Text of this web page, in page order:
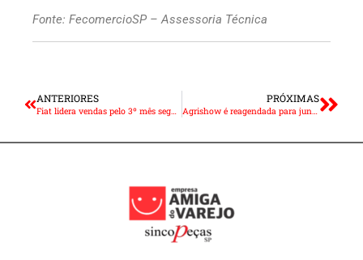
Fonte: FecomercioSP – Assessoria Técnica
ANTERIORES
Fiat lidera vendas pelo 3º mês seguido, mas GM deve fechar 2020 no topo
PRÓXIMAS
Agrishow é reagendada para junho de 2021